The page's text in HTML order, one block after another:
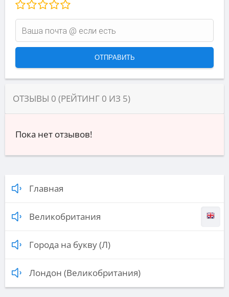
ОТЗЫВЫ 0 (РЕЙТИНГ 0 ИЗ 5)
Пока нет отзывов!
Главная
Великобритания
Города на букву (Л)
Лондон (Великобритания)